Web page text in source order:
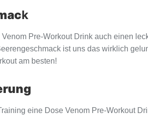
k
Pre-Workout Drink auch einen
ist uns das wirklich
am besten!
eine Dose Venom Pre-Workout